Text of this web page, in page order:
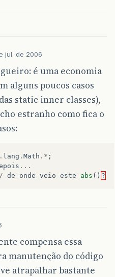
jul. de 2006
é uma economia
alguns poucos casos
static inner classes),
estranho como fica o
. lang . Math .* ;
...
de onde veio este abs () ?
compensa essa
manutenção do código
atrapalhar bastante